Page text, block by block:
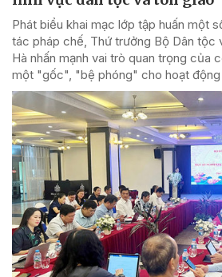
Phát biểu khai mạc lớp tập huấn một
tác pháp chế, Thứ trưởng Bộ Dân tộc
Hà nhấn mạnh vai trò quan trọng của
một "gốc", "bệ phóng" cho hoạt động